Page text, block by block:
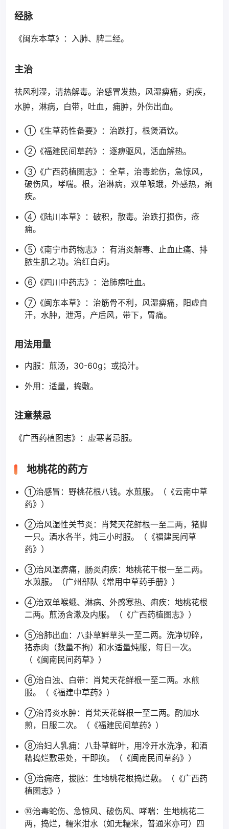
经脉
《闽东本草》：入肺、脾二经。
主治
祛风利湿，清热解毒。治感冒发热，风湿痹痛，痢疾，
水肿，淋病，白带，吐血，痈肿，外伤出血。
①《生草药性备要》：治跌打，根煲酒饮。
②《福建民间草药》：逐痹驱风，活血解热。
③《广西药植图志》：全草，治毒蛇伤，急惊风，
破伤风，哮喘。根，治淋病，双单喉蛾，外感热，痢
疾。
④《陆川本草》：破积，散毒。治跌打损伤，疮
痈。
⑤《南宁市药物志》：有消炎解毒、止血止痛、排
脓生肌之功。治红白痢。
⑥《四川中药志》：治肺痨吐血。
⑦《闽东本草》：治筋骨不利，风湿痹痛，阳虚自
汗，水肿，泄泻，产后风，带下，胃痛。
用法用量
内服：煎汤，30-60g；或捣汁。
外用：适量，捣敷。
注意禁忌
《广西药植图志》：虚寒者忌服。
地桃花的药方
①治感冒：野桃花根八钱。水煎服。（《云南中草
药》）
②治风湿性关节炎：肖梵天花鲜根一至二两，猪脚
一只。酒水各半，炖三小时服。（《福建民间草
药》）
③治风湿痹痛，肠炎痢疾：地桃花干根一至二两。
水煎服。（广州部队《常用中草药手册》）
④治双单喉蛾、淋病、外感寒热、痢疾：地桃花根
二两。煎汤含漱及内服。（《广西药植图志》）
⑤治肺出血：八卦草鲜草头一至二两。洗净切碎，
猪赤肉（数量不拘）和水适量炖服，每日一次。
（《闽南民间药草》）
⑥治白浊、白带：肖梵天花鲜根一至二两。水煎
服。（《福建中草药》）
⑦治肾炎水肿：肖梵天花鲜根一至二两。酌加水
煎，日服二次。（《福建民间草药》）
⑧治妇人乳痈：八卦草鲜叶，用冷开水洗净，和酒
糟捣烂敷患处，干即换。（《闽南民间草药》）
⑨治痈疮，拔脓：生地桃花根捣烂敷。（《广西药
植图志》）
⑩治毒蛇伤、急惊风、破伤风、哮喘：生地桃花二
两，捣烂，糯米泔水（如无糯米，普通米亦可）四